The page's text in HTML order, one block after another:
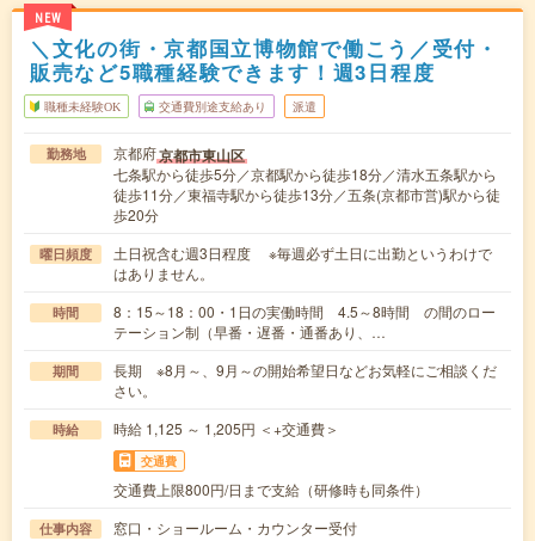
NEW
＼文化の街・京都国立博物館で働こう／受付・
販売など5職種経験できます！週3日程度
職種未経験OK 交通費別途支給あり 派遣
勤務地 京都府京都市東山区
七条駅から徒歩5分／京都駅から徒歩18分／清水五条駅から
徒歩11分／東福寺駅から徒歩13分／五条(京都市営)駅から徒
歩20分
曜日頻度
土日祝含む週3日程度 ※毎週必ず土日に出勤というわけで
はありません。
時間
8：15～18：00・1日の実働時間 4.5～8時間 の間のロー
テーション制（早番・遅番・通番あり、…
期間
長期 ※8月～、9月～の開始希望日などお気軽にご相談くだ
さい。
時給 時給 1,125 ～ 1,205円 ＜+交通費＞
交通費
交通費上限800円/日まで支給（研修時も同条件）
仕事内容
窓口・ショールーム・カウンター受付